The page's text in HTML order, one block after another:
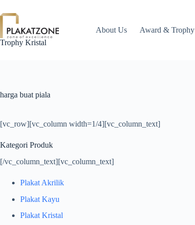
to
content
Trophy Kristal
About Us Award & Trophy
harga buat piala
[vc_row][vc_column width=1/4][vc_column_text]
Kategori Produk
[/vc_column_text][vc_column_text]
Plakat Akrilik
Plakat Kayu
Plakat Kristal